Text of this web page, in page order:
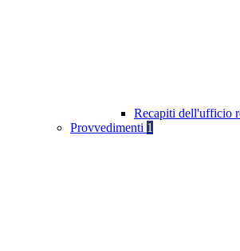
Recapiti dell'ufficio
Provvedimenti 1